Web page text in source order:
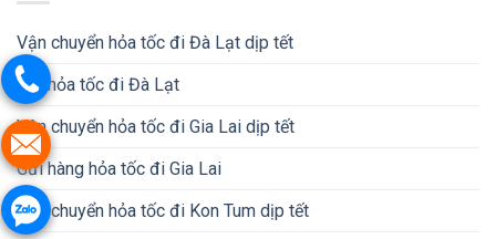
Vận chuyển hỏa tốc đi Đà Lạt dịp tết
Gửi hỏa tốc đi Đà Lạt
Vận chuyển hỏa tốc đi Gia Lai dịp tết
Gửi hàng hỏa tốc đi Gia Lai
Vận chuyển hỏa tốc đi Kon Tum dịp tết